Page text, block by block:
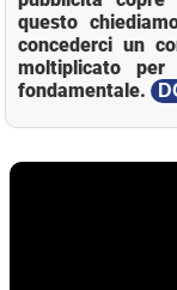
questo
concederci un
moltiplicato
fondamentale.